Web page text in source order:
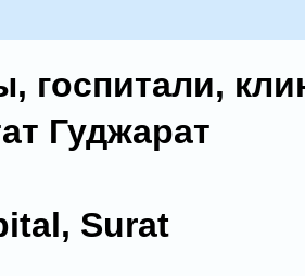
госпитали,
Гуджарат
Surat